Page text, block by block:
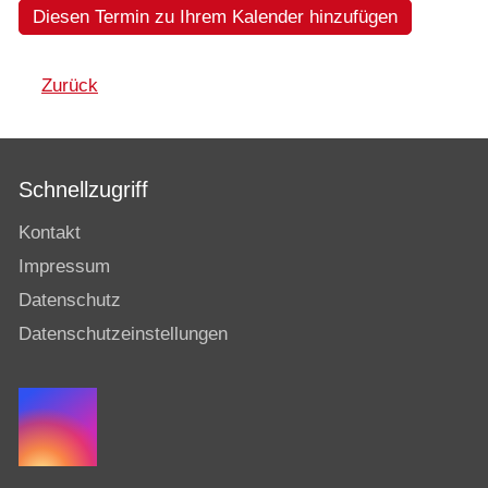
Diesen Termin zu Ihrem Kalender hinzufügen
Zurück
Schnellzugriff
Kontakt
Impressum
Datenschutz
Datenschutzeinstellungen